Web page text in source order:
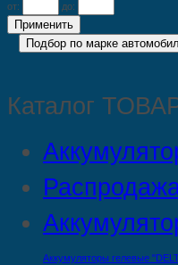
от:
до:
Каталог
Аккумуляторы гелевые